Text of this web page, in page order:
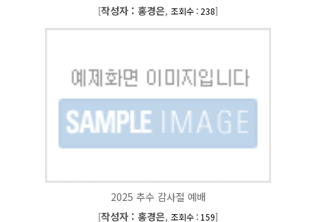
[작성자 : 홍경은, 조회수 : 238]
2025 추수 감사절 예배
[작성자 : 홍경은, 조회수 : 159]